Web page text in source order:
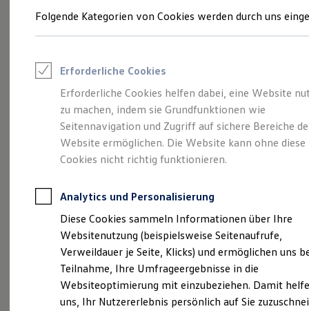
Junge Gebrauchtwagen und Gebrauchtwagen
Saisonangebote
Leasing
Leasing-Angebote
Gebrauchtwagen Leasing
Junge Gebrauchtwagen-Leasing
Elektroauto Leasing
Kleinwagen-Leasing
Leasing ohne Anzahlung
Autokredit mit Schlussrate
Versicherungen und Garantien
Kfz-Versicherung
Restschuldversicherungen
Garantien
Wartungsverträge
Geschäftskunden
Professional Class bei Volkswagen
Großkunden
Behörden
Volkswagen Economy
Service Rabattaktion
Folgende Kategorien von Cookies werden durch uns
Erforderliche Cookies
Erforderliche Cookies helfen dabei, eine Website
zu machen, indem sie Grundfunktionen wie
Seitennavigation und Zugriff auf sichere Bereiche
Website ermöglichen. Die Website kann ohne diese
Cookies nicht richtig funktionieren.
Analytics und Personalisierung
Diese Cookies sammeln Informationen über Ihre
Websitenutzung (beispielsweise Seitenaufrufe,
Verweildauer je Seite, Klicks) und ermöglichen uns
Teilnahme, Ihre Umfrageergebnisse in die
Websiteoptimierung mit einzubeziehen. Damit
uns, Ihr Nutzererlebnis persönlich auf Sie